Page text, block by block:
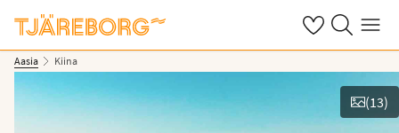
OmatHaku Valikko
Aasia Kiina
(13)